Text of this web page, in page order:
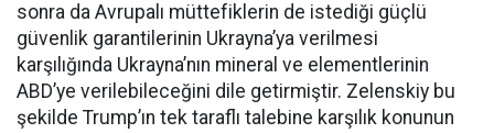
sonra da Avrupalı müttefiklerin de istediği güçlü
güvenlik garantilerinin Ukrayna’ya verilmesi
karşılığında Ukrayna’nın mineral ve elementlerinin
ABD’ye verilebileceğini dile getirmiştir. Zelenskiy bu
şekilde Trump’ın tek taraflı talebine karşılık konunun